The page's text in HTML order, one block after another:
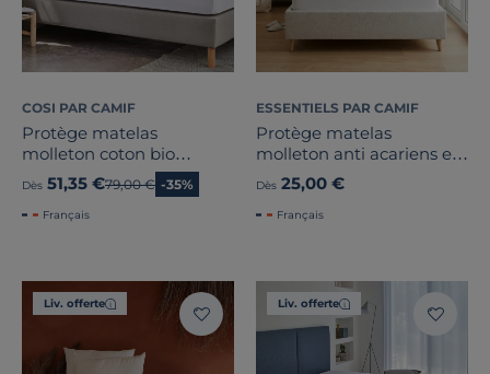
COSI PAR CAMIF
Protège matelas
molleton coton bio
matelas épais Coralie
Dès 51,35 €Ancien prix
79,00 € -35%
Français
ESSENTIELS PAR CAMIF
Protège matelas
molleton anti acariens et
bactérien Anais
Dès 25,00 €
Français
Liv. offerte Liv. offerte